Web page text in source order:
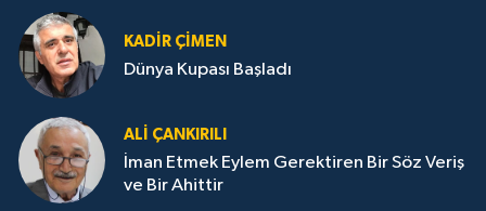
KADIR ÇIMEN
Dünya Kupası Başladı
ALI ÇANKIRILI
İman Etmek Eylem Gerektiren Bir Söz Veriş
ve Bir Ahittir